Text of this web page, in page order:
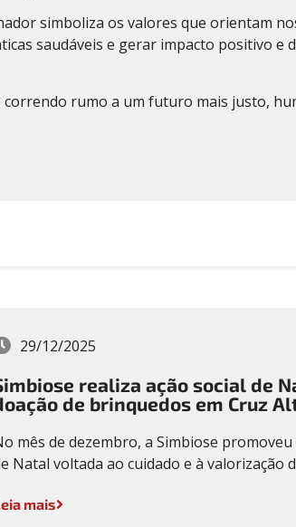
simboliza os valores que orientam
saudáveis e gerar impacto positivo e
correndo rumo a um futuro mais justo,
29/12/2025
realiza ação social de
de brinquedos em Cruz
mês de dezembro, a Simbiose promoveu
Natal voltada ao cuidado e à valorização
mais